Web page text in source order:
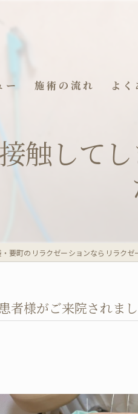
ー 施術の流れ よ
触して
要町のリラクゼーションならリラク
様がご来院されまし